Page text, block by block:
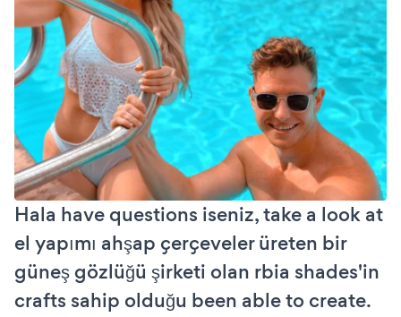
Hala have questions iseniz, take a look at
el yapımı ahşap çerçeveler üreten bir
güneş gözlüğü şirketi olan rbia shades'in
crafts sahip olduğu been able to create.